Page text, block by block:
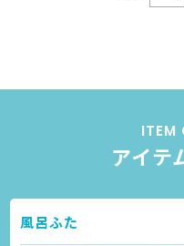
ITEM
アイテ
風呂ふた